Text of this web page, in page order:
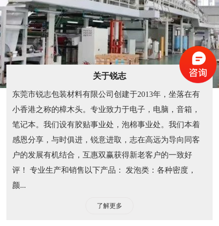
关于锐志
东莞市锐志包装材料有限公司创建于2013年，坐落在有
小香港之称的樟木头。专业致力于电子，电脑，音箱，
笔记本。我们设有胶贴事业处，泡棉事业处。我们本着
感恩分享，与时俱进，锐意进取，志在高远为导向同客
户的发展有机结合，互惠双赢获得新老客户的一致好
评！ 专业生产和销售以下产品： 发泡类：各种密度，
颜...
了解更多